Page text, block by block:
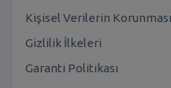
Kişisel Verilerin Korunması
Gizlilik İlkeleri
Garanti Politikası